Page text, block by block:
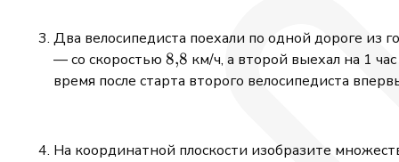
Два велосипедиста поехали по одной дороге из
— со скоростью 8{,}8
8,8 км/ч, а второй выехал на 1
время после старта второго велосипедиста
На координатной плоскости изобразите